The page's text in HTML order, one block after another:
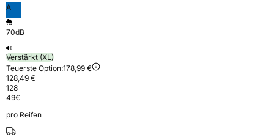
A
70dB
Verstärkt (XL)
Teuerste Option:178,99 €
128,49 €
128
49€
pro Reifen